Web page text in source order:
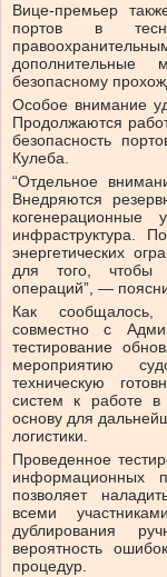
Вице-премьер
портов в
безопасному
Особое внимание
Продолжаются
безопасность
Кулеба.
“Отдельное
Внедряются
когенерационные
инфраструктура.
энергетических
для того, чтобы
операций”, —
Как сообщалось,
совместно с
тестирование
мероприятию
техническую
систем к работе
основу для
логистики.
Проведенное
информационных
позволяет
всеми
дублирования
вероятность
процедур.